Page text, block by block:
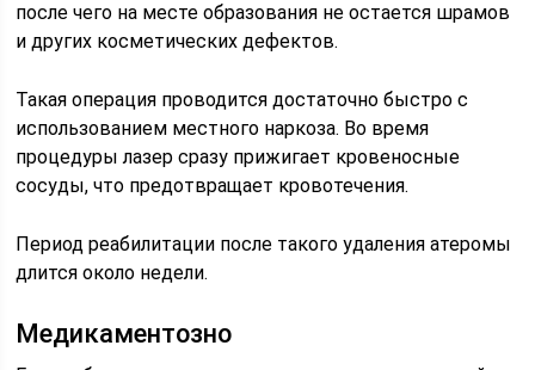
после чего на месте образования не остается шрамов
и других косметических дефектов.
Такая операция проводится достаточно быстро с
использованием местного наркоза. Во время
процедуры лазер сразу прижигает кровеносные
сосуды, что предотвращает кровотечения.
Период реабилитации после такого удаления атеромы
длится около недели.
Медикаментозно